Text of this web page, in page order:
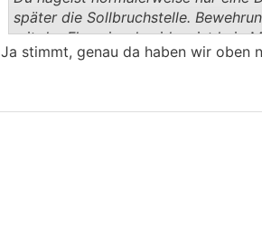
später die Sollbruchstelle.
mit der Flex einschneiden, ist kein
Ja stimmt, genau da haben wir oben